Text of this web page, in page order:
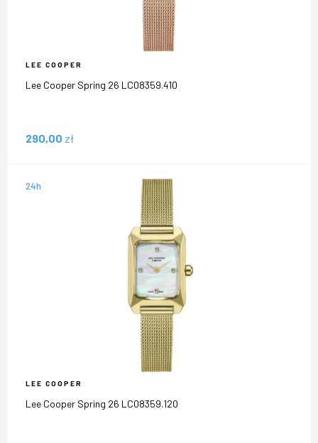
LEE COOPER
Lee Cooper Spring 26 LC08359.410
290,00 zł
24h
LEE COOPER
Lee Cooper Spring 26 LC08359.120